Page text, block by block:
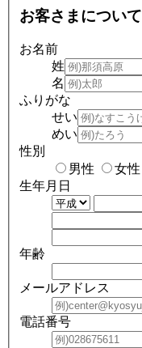
お客さまについて
お名前
姓
名
ふりがな
せい
めい
性別
男性
女性
生年月日
年齢
メールアドレス
電話番号